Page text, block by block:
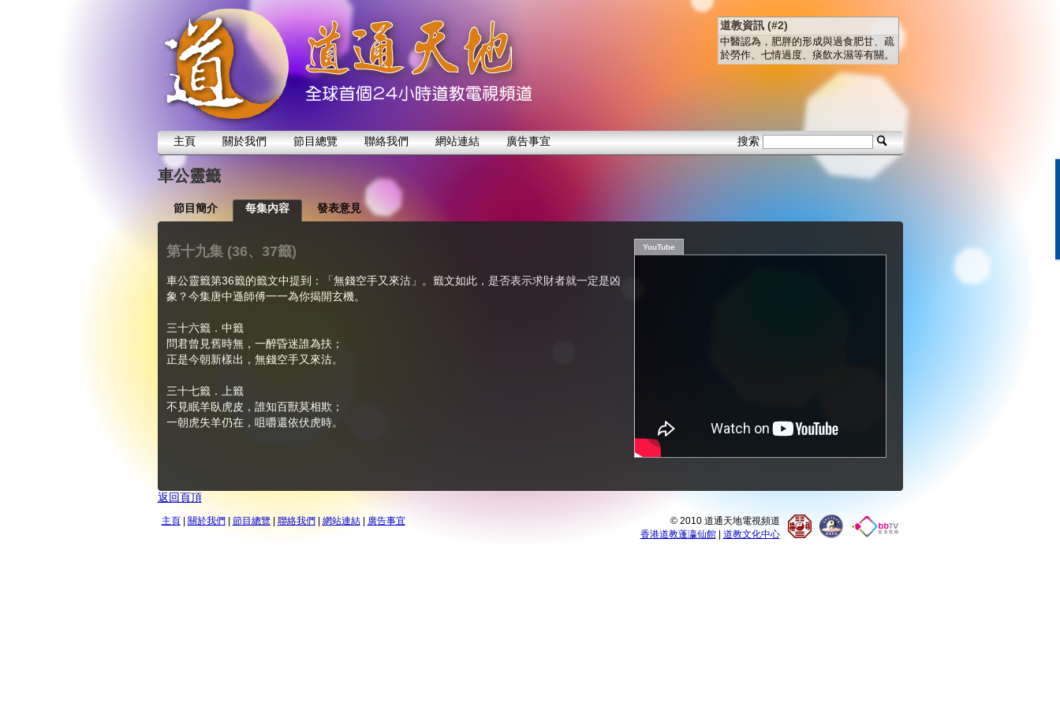
道教資訊 (#2)
中醫認為，肥胖的形成與過食肥甘、疏
於勞作、七情過度、痰飲水濕等有關。
主頁 關於我們 節目總覽 聯絡我們 網站連結 廣告事宜 搜索
車公靈籤
節目簡介 每集內容 發表意見
YouTube
第十九集 (36、37籤)
車公靈籤第36籤的籤文中提到：「無錢空手又來沽」。籤文如此，是否表示求財者就一定是凶
象？今集唐中遜師傅一一為你揭開玄機。
三十六籤．中籤
問君曾見舊時無，一醉昏迷誰為扶；
正是今朝新樣出，無錢空手又來沽。
三十七籤．上籤
不見眠羊臥虎皮，誰知百獸莫相欺；
一朝虎失羊仍在，咀嚼還依伏虎時。
返回頁頂
主頁| 關於我們| 節目總覽| 聯絡我們| 網站連結| 廣告事宜
© 2010 道通天地電視頻道
香港道教蓬瀛仙館| 道教文化中心